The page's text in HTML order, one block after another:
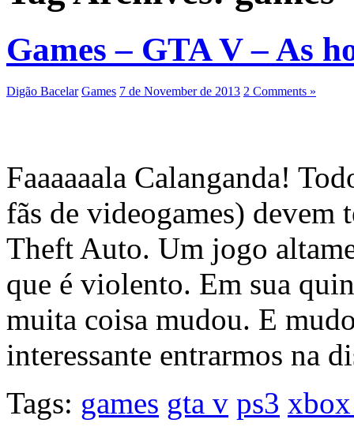
Games – GTA V – As
Digão Bacelar Games 7 de November de 2013 2 Comments »
Faaaaaala Calanganda!
fãs de videogames)
Theft Auto. Um jogo
que é violento. Em sua
muita coisa mudou. E
interessante entrarmos na
Tags: games gta v ps3